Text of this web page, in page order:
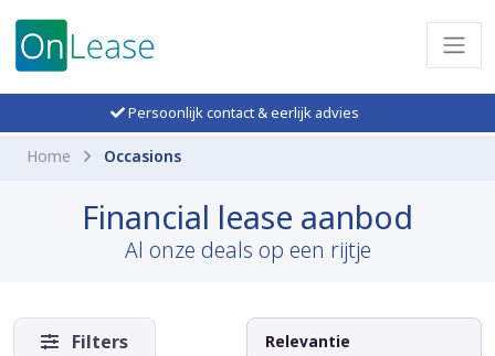
Persoonlijk contact & eerlijk advies
Home Occasions
Financial lease aanbod
Al onze deals op een rijtje
Filters